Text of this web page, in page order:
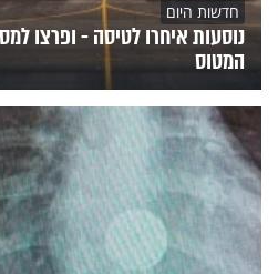
חדשות היום
נוסעות איחרו לטיסה - ופרצו
המטוס